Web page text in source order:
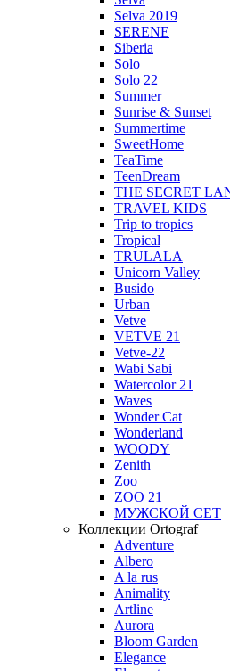
Selva 2019
SERENE
Siberia
Solo
Solo 22
Summer
Sunrise & Sunset
Summertime
SweetHome
TeaTime
TeenDream
THE SECRET
TRAVEL KIDS
Trip to tropics
Tropical
TRULALA
Unicorn Valley
Busido
Urban
Vetve
VETVE 21
Vetve-22
Wabi Sabi
Watercolor 21
Waves
Wonder Cat
Wonderland
WOODY
Zenith
Zoo
ZOO 21
МУЖСКОЙ СЕТ
Коллекции Ortograf
Adventure
Albero
A la rus
Animality
Artline
Aurora
Bloom Garden
Elegance